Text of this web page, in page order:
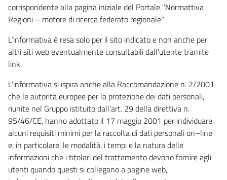
corrispondente alla pagina iniziale del Portale "Normattiva
Regioni – motore di ricerca federato regionale"
L’informativa è resa solo per il sito indicato e non anche per
altri siti web eventualmente consultabili dall’utente tramite
link.
L’informativa si ispira anche alla Raccomandazione n. 2/2001
che le autorità europee per la protezione dei dati personali,
riunite nel Gruppo istituito dall’art. 29 della direttiva n.
95/46/CE, hanno adottato il 17 maggio 2001 per individuare
alcuni requisiti minimi per la raccolta di dati personali on–line
e, in particolare, le modalità, i tempi e la natura delle
informazioni che i titolari del trattamento devono fornire agli
utenti quando questi si collegano a pagine web,